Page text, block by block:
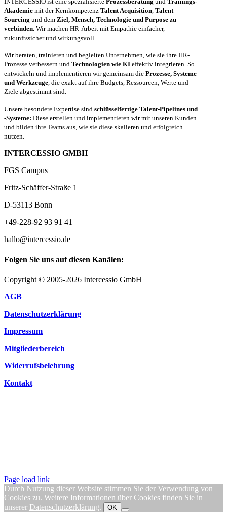
Akademie mit der Kernkompetenz Talent Acquisition, Talent
Sourcing und dem Ziel, Mensch, Technologie und Purpose zu
verbinden. Wir machen HR-Arbeit mit Empathie einfacher,
zukunftssicher und wirkungsvoll.
Wir beraten, trainieren und begleiten Unternehmen, wie sie ihre HR-
Prozesse verbessern und Technologien wie KI effektiv integrieren. So
entwickeln und implementieren wir gemeinsam die Prozesse, Systeme
und Werkzeuge, die exakt auf ihre Budgets, Ressourcen, Werte und
Ziele abgestimmt sind.
Unsere besondere Expertise sind schlüsselfertige Talent-Pipelines und
-Systeme: Diese erstellen und implementieren wir mit unseren Kunden
und bilden ihre Teams aus, wie sie diese skalieren und erfolgreich
nutzen.
INTERCESSIO GMBH
FGS Campus
Fritz-Schäffer-Straße 1
D-53113 Bonn
+49-228-92 93 91 41
hallo@intercessio.de
Folgen Sie uns auf diesen Kanälen:
Copyright © 2005-2026 Intercessio GmbH
AGB
Datenschutzerklärung
Impressum
Mitgliederbereich
Widerrufsbelehrung
Kontakt
Page load link
Durch Nutzung dieser Website stimmen Sie der Verwendung von
Cookies zu. Weitere Informationen über Cookies finden Sie in
unserer Datenschutzerklärung. OK